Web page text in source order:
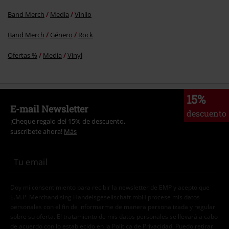
Band Merch Media Vinilo
Band Merch Género Rock
Ofertas % Media Vinyl
15%
descuento
E-mail Newsletter
¡Cheque regalo del 15% de descuento,
suscríbete ahora! Más
Doy mi consentimiento para recibir la newsletter de EMP y acepto que
E.M.P. Merchandising Handelsgesellschaft mbH procese mis datos
personales con el fin de informarme de manera personalizada y regular
sobre su oferta. El tratamiento de mis datos personales se llevará a cabo
de acuerdo con lo establecido en la
Política de Privacidad . Puedo retirar